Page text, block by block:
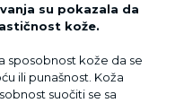
su pokazala da
kože.
sposobnost kože da se
ili punašnost. Koža
suočiti se sa